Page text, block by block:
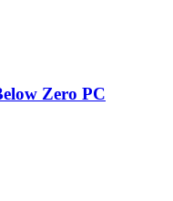
Zero PC